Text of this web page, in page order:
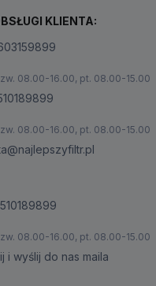
KLIENTA:
08.00-16.00, pt. 08.00-15.00
08.00-16.00, pt. 08.00-15.00
08.00-16.00, pt. 08.00-15.00
i wyślij do nas maila